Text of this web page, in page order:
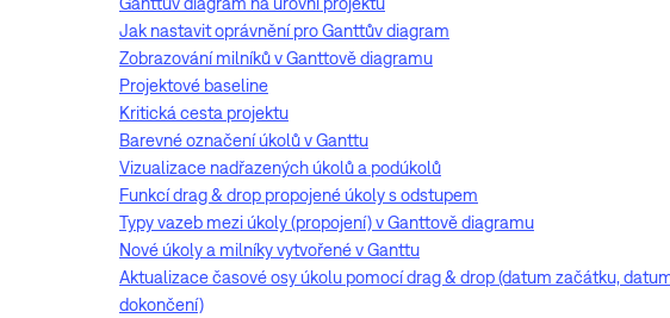
Jak nastavit oprávnění pro Ganttův diagram
Zobrazování milníků v Ganttově diagramu
Projektové baseline
Kritická cesta projektu
Barevné označení úkolů v Ganttu
Vizualizace nadřazených úkolů a podúkolů
Funkcí drag & drop propojené úkoly s odstupem
Typy vazeb mezi úkoly (propojení) v Ganttově diagramu
Nové úkoly a milníky vytvořené v Ganttu
Aktualizace časové osy úkolu pomocí drag & drop (datum začátku,
dokončení)